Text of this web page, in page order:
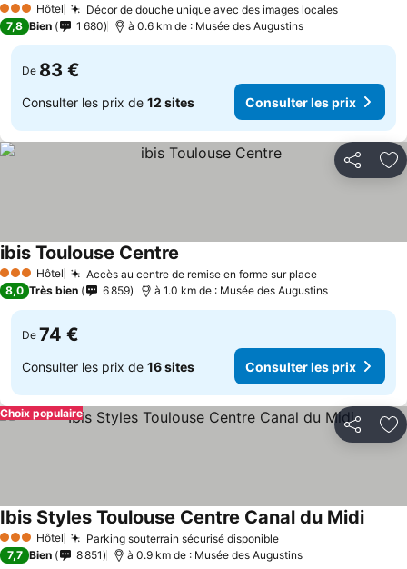
3 ÉtoilesHôtel Décor de douche unique avec des images locales
7,8 Bien 1 680 à 0.6 km de : Musée des Augustins
De 83 €
Consulter les prix de 12 sites Consulter les prix
Partager
3 ÉtoilesHôtel Accès au centre de remise en forme sur place
ibis Toulouse Centre
8,0 Très bien 6 859 à 1.0 km de : Musée des Augustins
De 74 €
Consulter les prix de 16 sites Consulter les prix
Partager
Choix populaire
3 ÉtoilesHôtel Parking souterrain sécurisé disponible
Ibis Styles Toulouse Centre Canal du Midi
7,7 Bien 8 851 à 0.9 km de : Musée des Augustins